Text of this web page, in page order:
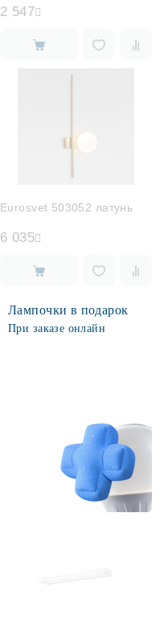
2 547
Eurosvet 503052 латунь
6 035
Лампочки в подарок
При заказе онлайн